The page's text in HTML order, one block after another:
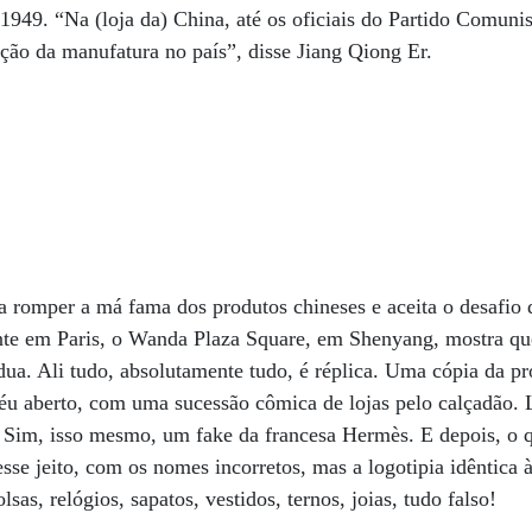
“Na (loja da) China, até os oficiais do Partido
da manufatura no país”, disse Jiang Qiong Er.
romper a má fama dos produtos chineses e aceita o
em Paris, o Wanda Plaza Square, em Shenyang, mostra
Ali tudo, absolutamente tudo, é réplica. Uma cópia da
aberto, com uma sucessão cômica de lojas pelo calçadão.
isso mesmo, um fake da francesa Hermès. E depois, o
jeito, com os nomes incorretos, mas a logotipia idêntica
relógios, sapatos, vestidos, ternos, joias, tudo falso!